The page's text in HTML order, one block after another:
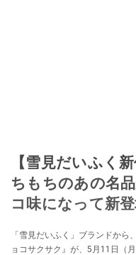
【雪見だいふく
ちもちのあの名
コ味になって新登
「雪見だいふく」ブランドか
ョコサクサク』が、5月11日（